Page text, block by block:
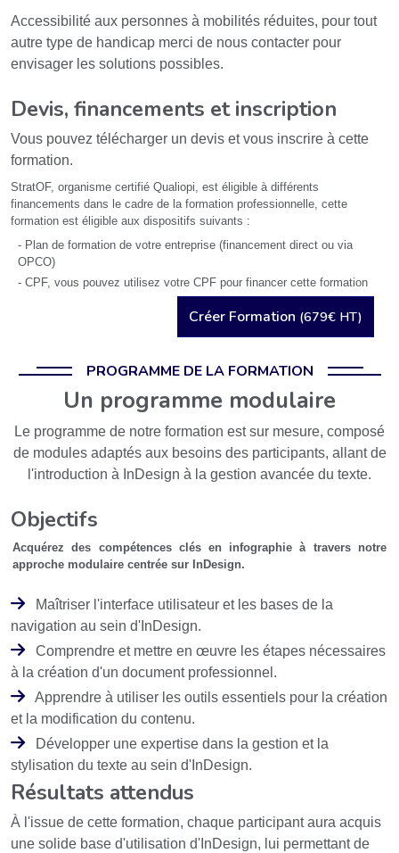
Accessibilité aux personnes à mobilités réduites, pour tout
autre type de handicap merci de nous contacter pour
envisager les solutions possibles.
Devis, financements et inscription
Vous pouvez télécharger un devis et vous inscrire à cette
formation.
StratOF, organisme certifié Qualiopi, est éligible à différents
financements dans le cadre de la formation professionnelle, cette
formation est éligible aux dispositifs suivants :
- Plan de formation de votre entreprise (financement direct ou via
OPCO)
- CPF, vous pouvez utilisez votre CPF pour financer cette formation
Créer Formation (679€ HT)
PROGRAMME DE LA FORMATION
Un programme modulaire
Le programme de notre formation est sur mesure, composé
de modules adaptés aux besoins des participants, allant de
l'introduction à InDesign à la gestion avancée du texte.
Objectifs
Acquérez des compétences clés en infographie à travers notre
approche modulaire centrée sur InDesign.
Maîtriser l'interface utilisateur et les bases de la
navigation au sein d'InDesign.
Comprendre et mettre en œuvre les étapes nécessaires
à la création d'un document professionnel.
Apprendre à utiliser les outils essentiels pour la création
et la modification du contenu.
Développer une expertise dans la gestion et la
stylisation du texte au sein d'InDesign.
Résultats attendus
À l'issue de cette formation, chaque participant aura acquis
une solide base d'utilisation d'InDesign, lui permettant de